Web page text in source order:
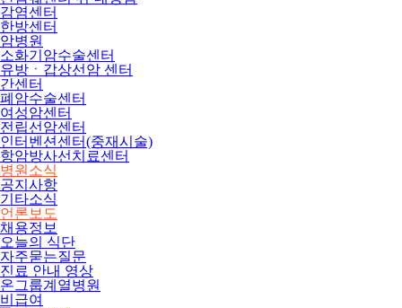
감염센터
한방센터
암병원
소화기암수술센터
유방ㆍ갑상선암 센터
간센터
폐암수술센터
여성암센터
전립선암센터
인터벤션센터(중재시술)
항암방사선치료센터
병원소식
공지사항
기타소식
언론보도
채용정보
오늘의 식단
자주묻는질문
진료 안내 영상
온그룹계열병원
비급여